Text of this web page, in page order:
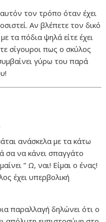
τον τρόπο όταν έχει
Αν βλέπετε τον δικό
τα πόδια ψηλά είτε έχει
σίγουροι πως ο σκύλος
γύρω του παρά
ανάσκελα με τα κάτω
σα να κάνει σπαγγάτο
” Ω, ναι! Είμαι ο ένας!
έχει υπερβολική
παραλλαγή δηλώνει ότι ο